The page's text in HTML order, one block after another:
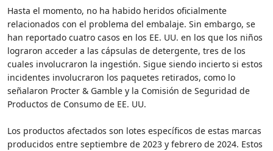
Hasta el momento, no ha habido heridos oficialmente
relacionados con el problema del embalaje. Sin embargo, se
han reportado cuatro casos en los EE. UU. en los que los niños
lograron acceder a las cápsulas de detergente, tres de los
cuales involucraron la ingestión. Sigue siendo incierto si estos
incidentes involucraron los paquetes retirados, como lo
señalaron Procter & Gamble y la Comisión de Seguridad de
Productos de Consumo de EE. UU.
Los productos afectados son lotes específicos de estas marcas
producidos entre septiembre de 2023 y febrero de 2024. Estos